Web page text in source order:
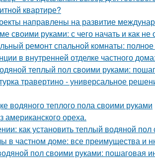
квартире?
направлены на развитие
своими руками: с чего начать и как не
ремонт спальной комнаты: полное
в внутренней отделке частного
теплый пол своими руками:
травертино - универсальное
водяного теплого пола своими руками
ореха.
как установить теплый водяной
в частном доме: все преимущества и
пол своими руками: пошаговая